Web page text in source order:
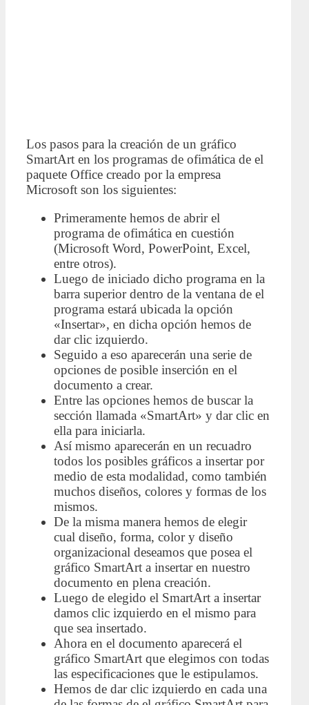
Los pasos para la creación de un gráfico
SmartArt en los programas de ofimática de el
paquete Office creado por la empresa
Microsoft son los siguientes:
Primeramente hemos de abrir el
programa de ofimática en cuestión
(Microsoft Word, PowerPoint, Excel,
entre otros).
Luego de iniciado dicho programa en la
barra superior dentro de la ventana de el
programa estará ubicada la opción
«Insertar», en dicha opción hemos de
dar clic izquierdo.
Seguido a eso aparecerán una serie de
opciones de posible inserción en el
documento a crear.
Entre las opciones hemos de buscar la
sección llamada «SmartArt» y dar clic en
ella para iniciarla.
Así mismo aparecerán en un recuadro
todos los posibles gráficos a insertar por
medio de esta modalidad, como también
muchos diseños, colores y formas de los
mismos.
De la misma manera hemos de elegir
cual diseño, forma, color y diseño
organizacional deseamos que posea el
gráfico SmartArt a insertar en nuestro
documento en plena creación.
Luego de elegido el SmartArt a insertar
damos clic izquierdo en el mismo para
que sea insertado.
Ahora en el documento aparecerá el
gráfico SmartArt que elegimos con todas
las especificaciones que le estipulamos.
Hemos de dar clic izquierdo en cada una